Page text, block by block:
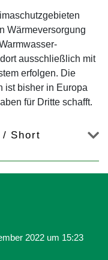
Wärmeversorgung
ausschließlich mit
erfolgen. Die
ist bisher in Europa
für Dritte schafft.
/ Short
2022 um 15:23